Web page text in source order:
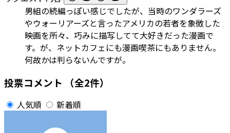
男組の続編っぽい感じでしたが、当時のワンダラーズ
やウォーリアーズと言ったアメリカの若者を象徴した
映画を所々、巧みに描写してて大好きだった漫画で
す。が、ネットカフェにも漫画喫茶にもありません。
何故かは判らないんですが。
投票コメント （全2件）
人気順 新着順